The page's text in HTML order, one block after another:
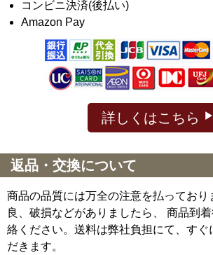
コンビニ決済(後払い)
Amazon Pay
詳しくはこちら
返品・交換について
商品の品質には万全の注意を払っており
良、破損などがありましたら、 商品到
絡ください。送料は弊社負担にて、すぐ
だきます。